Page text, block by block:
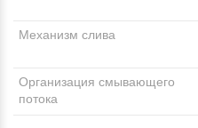
Механизм слива
Организация смывающего
потока